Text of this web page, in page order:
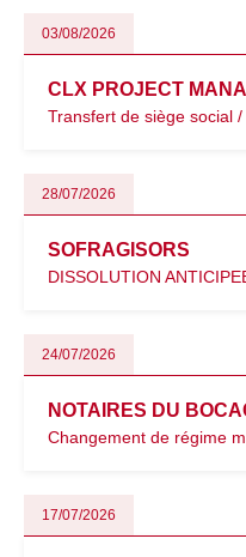
03/08/2026
CLX PROJECT
Transfert de siège social
28/07/2026
SOFRAGISORS
DISSOLUTION
24/07/2026
NOTAIRES DU
Changement de régime
17/07/2026